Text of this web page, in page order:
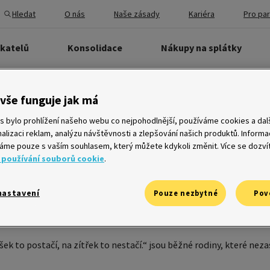
Hledat O nás Naše zásady Kariéra Pro
Konsolidace Nákupy na splátky
to postačí, na zítřek to
TV kampaň.
s novými televizními spoty na podporu značky.
a kutilství a nabízí dlouhodobé řešení v běžných životních
to postačí, na zítřek to nestačí.“ jsou běžné rodiny, které
funguje jak má
bylo prohlížení našeho webu co nejpohodlnější, používáme cookies a
reklam, analýzu návštěvnosti a zlepšování našich produktů.
pouze s vaším souhlasem, který můžete kdykoli změnit. Více se
používání souborů cookie.
Pouze nezbytné